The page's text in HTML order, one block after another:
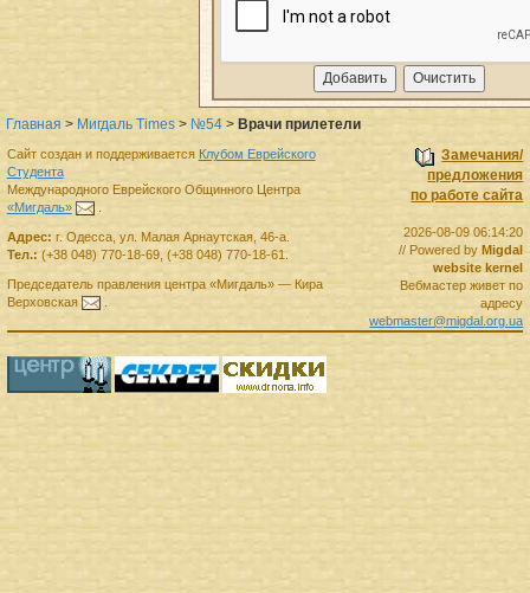
Главная > Мигдаль Times > №54 > Врачи прилетели
Замечания/
предложения
по работе сайта
2026-08-09 06:14:20
// Powered byMigdal
website kernel
Вебмастер живет по
адресу
webmaster@migdal.org.ua
Сайт создан и поддерживается Клубом Еврейского
Студента
Международного Еврейского Общинного Центра
«Мигдаль»
.
Адрес: г. Одесса, ул. Малая Арнаутская, 46-а.
Тел.: (+38 048) 770-18-69, (+38 048) 770-18-61
Председатель правленияцентра «Мигдаль»— Кира
Верховская
.